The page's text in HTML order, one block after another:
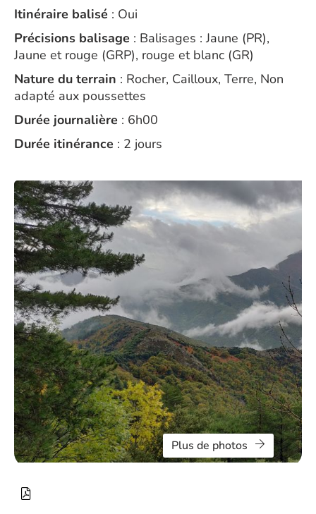
Itinéraire balisé : Oui
Précisions balisage : Balisages : Jaune (PR),
Jaune et rouge (GRP), rouge et blanc (GR)
Nature du terrain : Rocher, Cailloux, Terre, Non
adapté aux poussettes
Durée journalière : 6h00
Durée itinérance : 2 jours
Plus de photos